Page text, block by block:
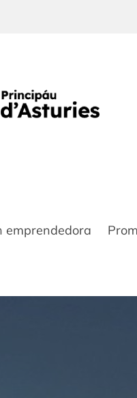
emprendedora